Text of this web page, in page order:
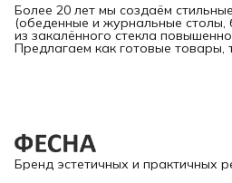
Более 20 лет мы создаём
(обеденные и журнальные столы,
из закалённого стекла
Предлагаем как готовые товары,
Бренд эстетичных и практичных